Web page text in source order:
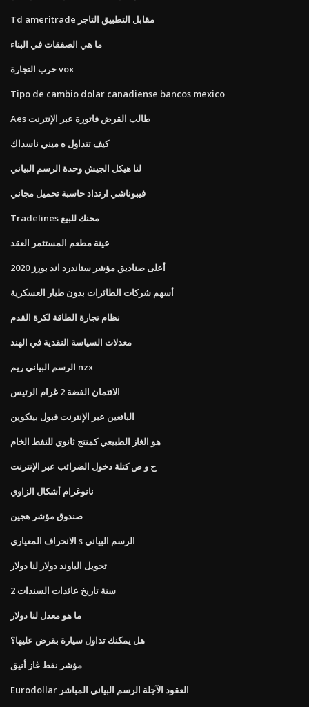
Td ameritrade مقابل التطبيق التاجر
ما هي الصفقات في البناء
حرب التجارة vox
Tipo de cambio dolar canadiense bancos mexico
Aes طالب القرض فاتورة عبر الإنترنت
كيف تتداول ه ميني ناسداك
لنا هيكل الجيش وحدة الرسم البياني
فيبوناشي ارتداد حاسبة تحميل مجاني
Tradelines محنك للبيع
عينة مطعم المستثمر العقد
أعلى صناديق مؤشر ستاندرد اند بورز 2020
أسهم شركات الطائرات بدون طيار العسكرية
نظام تجارة الطاقة لكرة القدم
معدلات السياسة النقدية في الهند
الرسم البياني ريم nzx
الائتمان الفضة 2 غرام الرئيس
البائعين عبر الإنترنت قبول بيتكوين
هو الغاز الطبيعي كمنتج ثانوي للنفط الخام
ح و ص كتلة دخول الضرائب عبر الإنترنت
نانوغرام أشكال الزاوي
صندوق مؤشر هجين
الانحراف المعياري s الرسم البياني
تحويل الباوند دولار لنا دولار
2 سنة تاريخ عائدات السندات
ما هو معدل لنا دولار
هل يمكنك تداول سيارة بقرض عليها؟
مؤشر نفط غاز أنيق
Eurodollar العقود الآجلة الرسم البياني المباشر